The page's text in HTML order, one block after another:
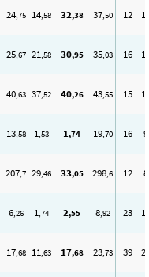
24,75 14,58 32,38 37,50 12
25,67 21,58 30,95 35,03 16
40,63 37,52 40,26 43,55 15
13,58 1,53 1,74 19,70 16 9
207,7 29,46 33,05 298,6 12 8
6,26 1,74 2,55 8,92 23
17,68 11,63 17,68 23,73 39